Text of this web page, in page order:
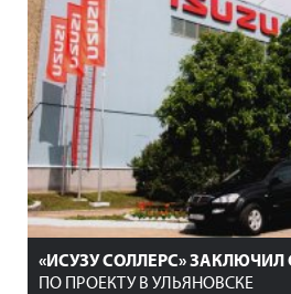
«ИСУЗУ СОЛЛЕРС» ЗАКЛЮЧИЛ
ПО ПРОЕКТУ В УЛЬЯНОВСКЕ